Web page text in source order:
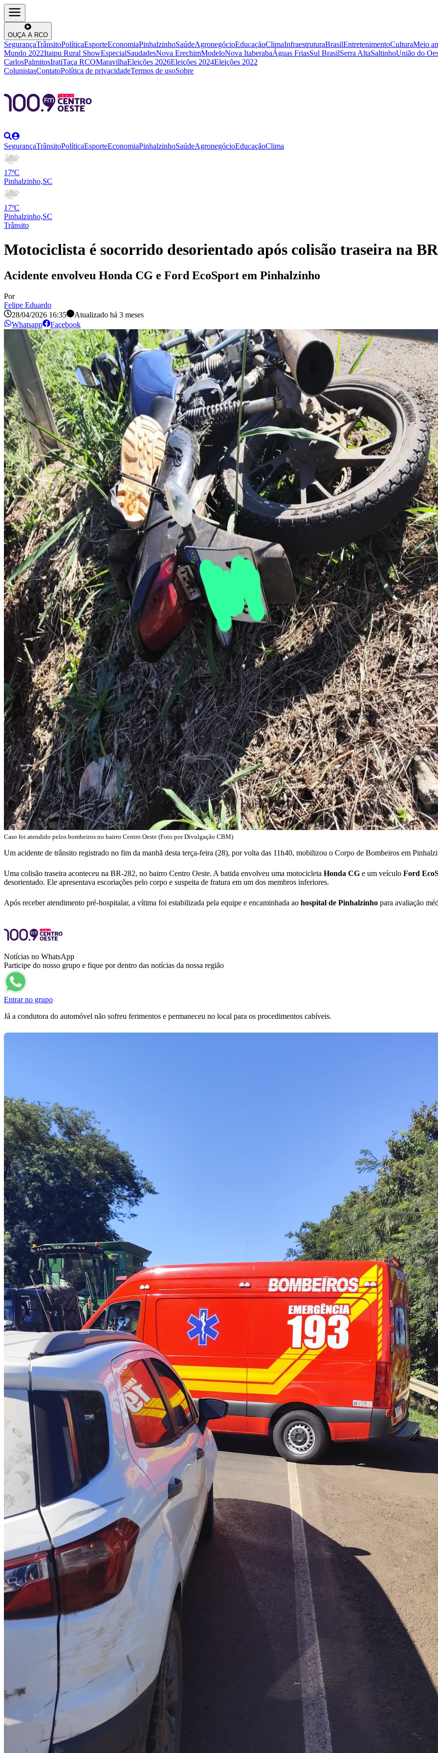
OUÇA A RCO
SegurançaTrânsitoPolíticaEsporteEconomiaPinhalzinhoSaúdeAgronegócioEducaçãoClimaInfraestruturaBrasilEntretenimentoCulturaMeio
Mundo 2022Itaipu Rural ShowEspecialSaudadesNova ErechimModeloNova ItaberabaÁguas FriasSul BrasilSerra AltaSaltinhoUnião do
CarlosPalmitosIratiTaça RCOMaravilhaEleições 2026Eleições 2024Eleições 2022
ColunistasContatoPolítica de privacidadeTermos de usoSobre
SegurançaTrânsitoPolíticaEsporteEconomiaPinhalzinhoSaúdeAgronegócioEducaçãoClima
17ºC
Pinhalzinho,SC
17ºC
Pinhalzinho,SC
Trânsito
Motociclista é socorrido desorientado após colisão traseira na
Acidente envolveu Honda CG e Ford EcoSport em Pinhalzinho
Por
Felipe Eduardo
28/04/2026 16:35
Atualizado há 3 meses
Whatsapp
Facebook
Caso foi atendido pelos bombeiros no bairro Centro Oeste (Foto por Divulgação CBM)
Um acidente de trânsito registrado no fim da manhã desta terça-feira (28), por volta das 11h40, mobilizou o Corpo de Bombeiros em
Uma colisão traseira aconteceu na BR-282, no bairro Centro Oeste. A batida envolveu uma motocicleta Honda CG e um veículo Ford
desorientado. Ele apresentava escoriações pelo corpo e suspeita de fratura em um dos membros inferiores.
Após receber atendimento pré-hospitalar, a vítima foi estabilizada pela equipe e encaminhada ao hospital de Pinhalzinho para avaliação
Notícias no WhatsApp
Participe do nosso grupo e fique por dentro das notícias da nossa região
Entrar no grupo
Já a condutora do automóvel não sofreu ferimentos e permaneceu no local para os procedimentos cabíveis.